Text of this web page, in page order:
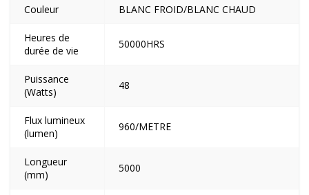
Couleur BLANC FROID/BLANC CHAUD
Heures de
durée de vie
50000HRS
Puissance
(Watts)
48
Flux lumineux
(lumen)
960/METRE
Longueur
(mm)
5000